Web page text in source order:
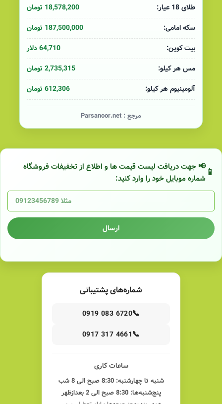
طلای 18 عیار:
18,578,200 تومان
سکه امامی:
187,500,000 تومان
بیت کوین:
64,710 دلار
مس هر کیلو:
2,735,315 تومان
آلومینیوم هر کیلو:
612,306 تومان
مرجع : Parsanoor.net
📢 جهت دریافت لیست قیمت ها و اطلاع از تخفیفات فروشگاه
شماره موبایل خود را وارد کنید:
ارسال
شماره‌های پشتیبانی
📞
0919 083 6720
📞
0917 317 4661
ساعات کاری
شنبه تا چهارشنبه: 8:30 صبح الی 8 شب
پنج‌شنبه‌ها: 8:30 صبح الی 2 بعدازظهر